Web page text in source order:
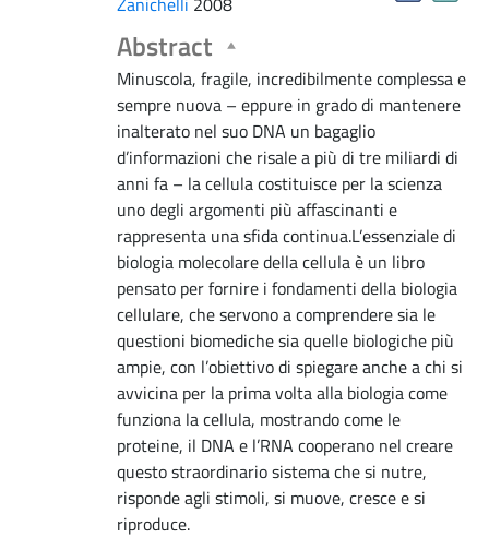
documento
Abstract
Minuscola, fragile, incredibilmente complessa e
sempre nuova – eppure in grado di mantenere
inalterato nel suo DNA un bagaglio
d’informazioni che risale a più di tre miliardi di
anni fa – la cellula costituisce per la scienza
uno degli argomenti più affascinanti e
rappresenta una sfida continua.L’essenziale di
biologia molecolare della cellula è un libro
pensato per fornire i fondamenti della biologia
cellulare, che servono a comprendere sia le
questioni biomediche sia quelle biologiche più
ampie, con l’obiettivo di spiegare anche a chi si
avvicina per la prima volta alla biologia come
funziona la cellula, mostrando come le
proteine, il DNA e l’RNA cooperano nel creare
questo straordinario sistema che si nutre,
risponde agli stimoli, si muove, cresce e si
riproduce.